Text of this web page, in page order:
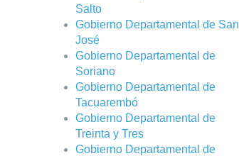
Salto
Gobierno Departamental de San
José
Gobierno Departamental de
Soriano
Gobierno Departamental de
Tacuarembó
Gobierno Departamental de
Treinta y Tres
Gobierno Departamental de